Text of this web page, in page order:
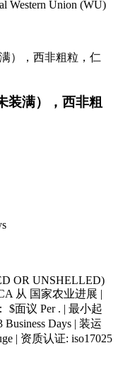
Western Union (WU)
装满），西非粗
OR UNSHELLED)
从 国家农业进展 |
$面议 Per . | 最小起
Days | 装运
| 资质认证: iso17025